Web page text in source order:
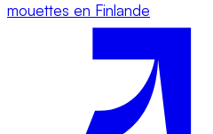
mouettes en Finlande